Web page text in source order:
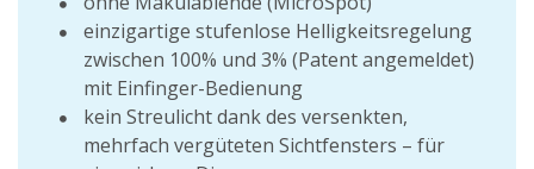
einzigartige stufenlose Helligkeitsregelung
zwischen 100% und 3% (Patent angemeldet)
mit Einfinger-Bedienung
kein Streulicht dank des versenkten,
mehrfach vergüteten Sichtfensters – für